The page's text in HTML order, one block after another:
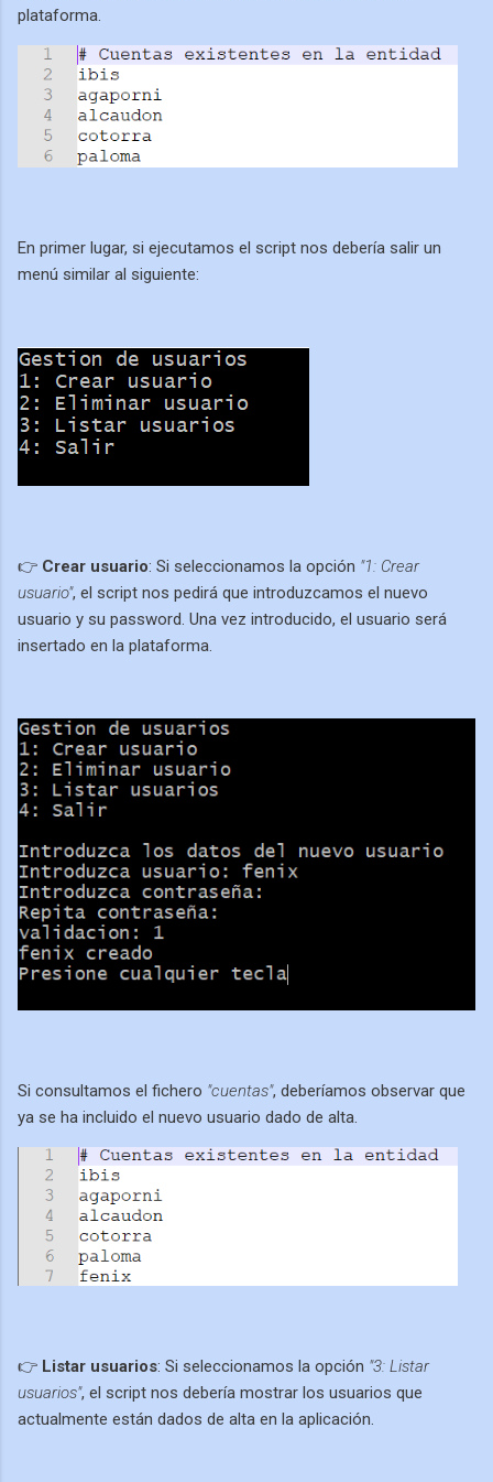
plataforma.
En primer lugar, si ejecutamos el script nos debería salir un
menú similar al siguiente:
👉 Crear usuario: Si seleccionamos la opción "1: Crear
usuario", el script nos pedirá que introduzcamos el nuevo
usuario y su password. Una vez introducido, el usuario será
insertado en la plataforma.
Si consultamos el fichero "cuentas", deberíamos observar que
ya se ha incluido el nuevo usuario dado de alta.
👉 Listar usuarios: Si seleccionamos la opción "3: Listar
usuarios", el script nos debería mostrar los usuarios que
actualmente están dados de alta en la aplicación.